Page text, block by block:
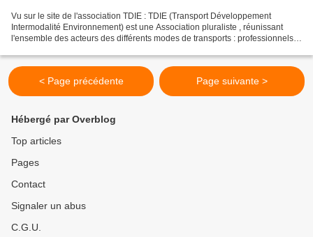
Vu sur le site de l'association TDIE : TDIE (Transport Développement
Intermodalité Environnement) est une Association pluraliste , réunissant
l'ensemble des acteurs des différents modes de transports : professionnels,
< Page précédente Page suivante >
Hébergé par Overblog
Top articles
Pages
Contact
Signaler un abus
C.G.U.